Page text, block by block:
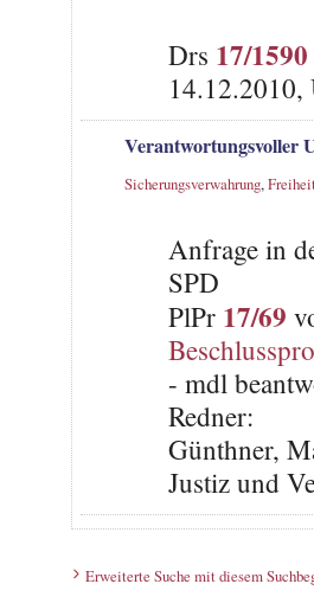
Drs 17/1590
14.12.2010,
Verantwortungsvoller
Sicherungsverwahrung,
Anfrage in
SPD
PlPr 17/69
- mdl
Redner:
Günthner,
Justiz und
Erweiterte Suche mit diesem